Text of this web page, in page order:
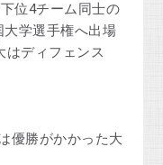
位4チーム同士の
学選手権へ出場
はディフェンス
優勝がかかった大